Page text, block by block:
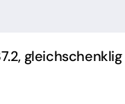
gleichschenklig